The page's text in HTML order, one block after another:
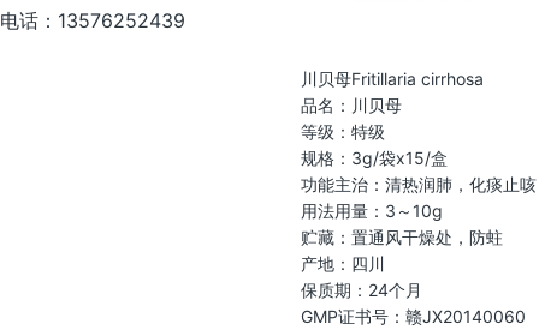
电话：13576252439
川贝母Fritillaria cirrhosa
品名：川贝母
等级：特级
规格：3g/袋x15/盒
功能主治：清热润肺，化痰止
用法用量：3～10g
贮藏：置通风干燥处，防蛀
产地：四川
保质期：24个月
GMP证书号：赣JX20140060